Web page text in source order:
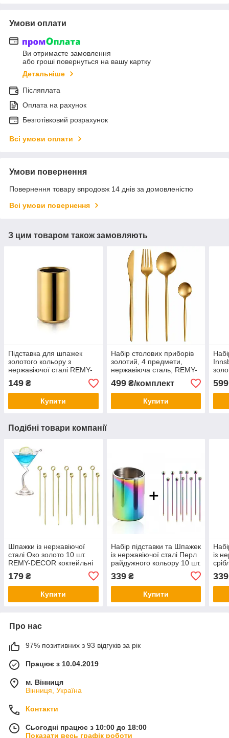
Умови оплати
Ви отримаєте замовлення
або гроші повернуться на вашу картку
Детальніше
Післяплата
Оплата на рахунок
Безготівковий розрахунок
Всі умови оплати
Умови повернення
Повернення товару впродовж 14 днів за домовленістю
Всі умови повернення
З цим товаром також замовляють
Підставка для шпажек
золотого кольору з
нержавіючої сталі REMY-
чайних виделочек та
ложечок
149 ₴
Купити
Набір столових приборів
золотий, 4 предмети,
нержавіюча сталь, REMY-
499₴/комплект
Купити
599
Подібні товари компанії
Шпажки із нержавіючої
сталі Око золото 10 шт.
REMY-DECOR коктейльні
багаторазові шпажки для
канапе
179 ₴
Купити
Набір підставки та Шпажек
із нержавіючої сталі Перл
райдужного кольору 10 шт.
REMY-DECOR коктейльні
багаторазові шпажки для
канапе
339₴
Купити
із
339
Про нас
97% позитивних з 93 відгуків за рік
Працює з 10.04.2019
м. Вінниця
Вінниця, Україна
Контакти
Сьогодні працює з 10:00 до 18:00
Показати весь графік роботи